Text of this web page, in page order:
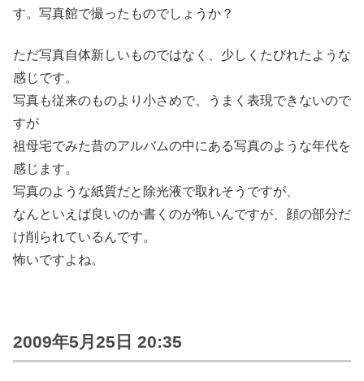
す。写真館で撮ったものでしょうか？
ただ写真自体新しいものではなく、少しくたびれたような
感じです。
写真も従来のものより小さめで、うまく表現できないので
すが
祖母宅でみた昔のアルバムの中にある写真のような年代を
感じます。
写真のような紙質だと除光液で取れそうですが、
なんといえば良いのか書くのが怖いんですが、顔の部分だ
け削られているんです。
怖いですよね。
2009年5月25日 20:35